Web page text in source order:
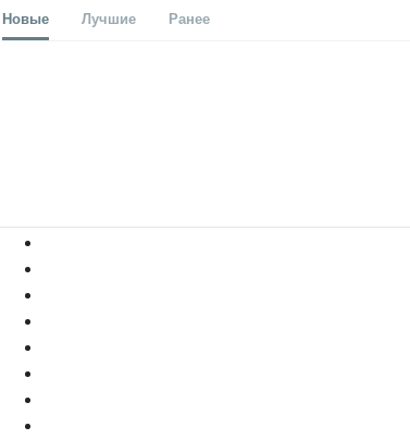
Новые Лучшие Ранее